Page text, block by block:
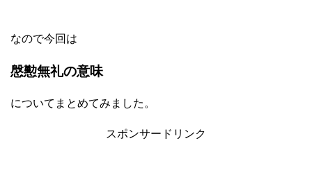
なので今回は
慇懃無礼の意味
についてまとめてみました。
スポンサードリンク